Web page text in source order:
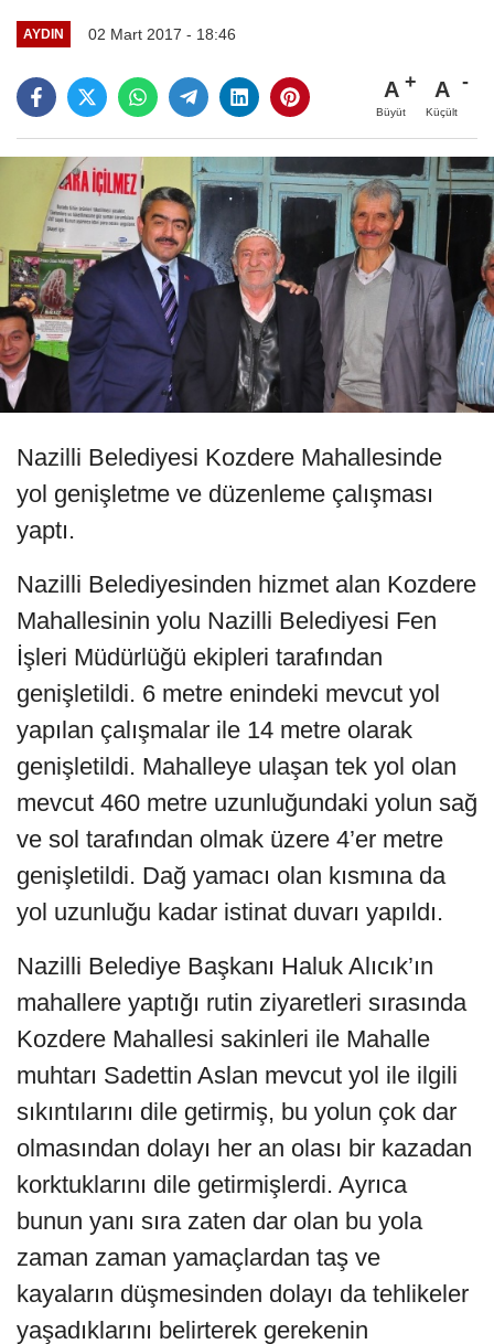
AYDIN 02 Mart 2017 - 18:46
A
Büyüt
A
Küçült
Nazilli Belediyesi Kozdere Mahallesinde
yol genişletme ve düzenleme çalışması
yaptı.
Nazilli Belediyesinden hizmet alan Kozdere
Mahallesinin yolu Nazilli Belediyesi Fen
İşleri Müdürlüğü ekipleri tarafından
genişletildi. 6 metre enindeki mevcut yol
yapılan çalışmalar ile 14 metre olarak
genişletildi. Mahalleye ulaşan tek yol olan
mevcut 460 metre uzunluğundaki yolun sağ
ve sol tarafından olmak üzere 4’er metre
genişletildi. Dağ yamacı olan kısmına da
yol uzunluğu kadar istinat duvarı yapıldı.
Nazilli Belediye Başkanı Haluk Alıcık’ın
mahallere yaptığı rutin ziyaretleri sırasında
Kozdere Mahallesi sakinleri ile Mahalle
muhtarı Sadettin Aslan mevcut yol ile ilgili
sıkıntılarını dile getirmiş, bu yolun çok dar
olmasından dolayı her an olası bir kazadan
korktuklarını dile getirmişlerdi. Ayrıca
bunun yanı sıra zaten dar olan bu yola
zaman zaman yamaçlardan taş ve
kayaların düşmesinden dolayı da tehlikeler
yaşadıklarını belirterek gerekenin